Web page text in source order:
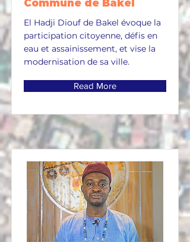
Commune de Bakel
El Hadji Diouf de Bakel évoque la
participation citoyenne, défis en
eau et assainissement, et vise la
modernisation de sa ville.
Read More